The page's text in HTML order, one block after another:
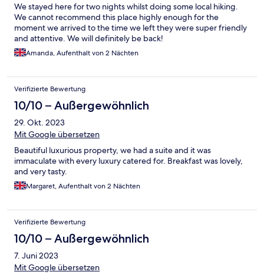
We stayed here for two nights whilst doing some local hiking.
We cannot recommend this place highly enough for the
moment we arrived to the time we left they were super friendly
and attentive. We will definitely be back!
Amanda, Aufenthalt von 2 Nächten
Verifizierte Bewertung
10/10 – Außergewöhnlich
29. Okt. 2023
Mit Google übersetzen
Beautiful luxurious property, we had a suite and it was
immaculate with every luxury catered for. Breakfast was lovely,
and very tasty.
Margaret, Aufenthalt von 2 Nächten
Verifizierte Bewertung
10/10 – Außergewöhnlich
7. Juni 2023
Mit Google übersetzen